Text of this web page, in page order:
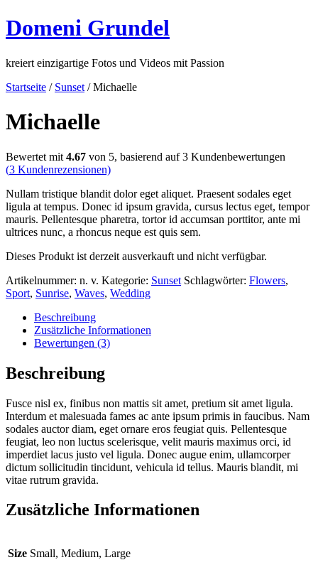
Domeni Grundel
kreiert einzigartige Fotos und Videos mit Passion
Startseite / Sunset / Michaelle
Michaelle
Bewertet mit 4.67 von 5, basierend auf3 Kundenbewertungen
(3 Kundenrezensionen)
Nullam tristique blandit dolor eget aliquet. Praesent sodales eget
ligula at tempus. Donec id ipsum gravida, cursus lectus eget, tempor
mauris. Pellentesque pharetra, tortor id accumsan porttitor, ante mi
ultrices nunc, a rhoncus neque est quis sem.
Dieses Produkt ist derzeit ausverkauft und nicht verfügbar.
Artikelnummer: n. v. Kategorie: Sunset Schlagwörter: Flowers,
Sport, Sunrise, Waves, Wedding
Beschreibung
Zusätzliche Informationen
Bewertungen (3)
Beschreibung
Fusce nisl ex, finibus non mattis sit amet, pretium sit amet ligula.
Interdum et malesuada fames ac ante ipsum primis in faucibus. Nam
sodales auctor diam, eget ornare eros feugiat quis. Pellentesque
feugiat, leo non luctus scelerisque, velit mauris maximus orci, id
imperdiet lacus justo vel ligula. Donec augue enim, ullamcorper
dictum sollicitudin tincidunt, vehicula id tellus. Mauris blandit, mi
vitae rutrum gravida.
Zusätzliche Informationen
Size Small, Medium, Large